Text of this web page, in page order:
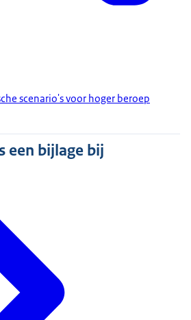
scenario's voor hoger beroep
een bijlage bij